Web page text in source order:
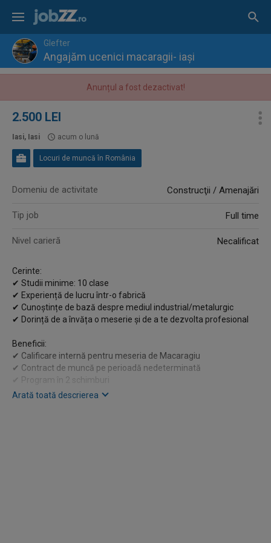
Glefter
Angajăm ucenici macaragii- iași
Anunțul a fost dezactivat!
2.500 LEI
Iasi, Iasi acum o lună
Locuri de muncă în România
Domeniu de activitate Construcţii / Amenajări
Tip job Full time
Nivel carieră Necalificat
Cerinte:
✔ Studii minime: 10 clase
✔ Experiență de lucru într-o fabrică
✔ Cunoștințe de bază despre mediul industrial/metalurgic
✔ Dorință de a învăța o meserie și de a te dezvolta profesional
Beneficii:
✔ Calificare internă pentru meseria de Macaragiu
✔ Contract de muncă pe perioadă nedeterminată
✔ Program în 2 schimburi
✔ Salariu motivant și mediu de lucru stabil
Arată toată descrierea